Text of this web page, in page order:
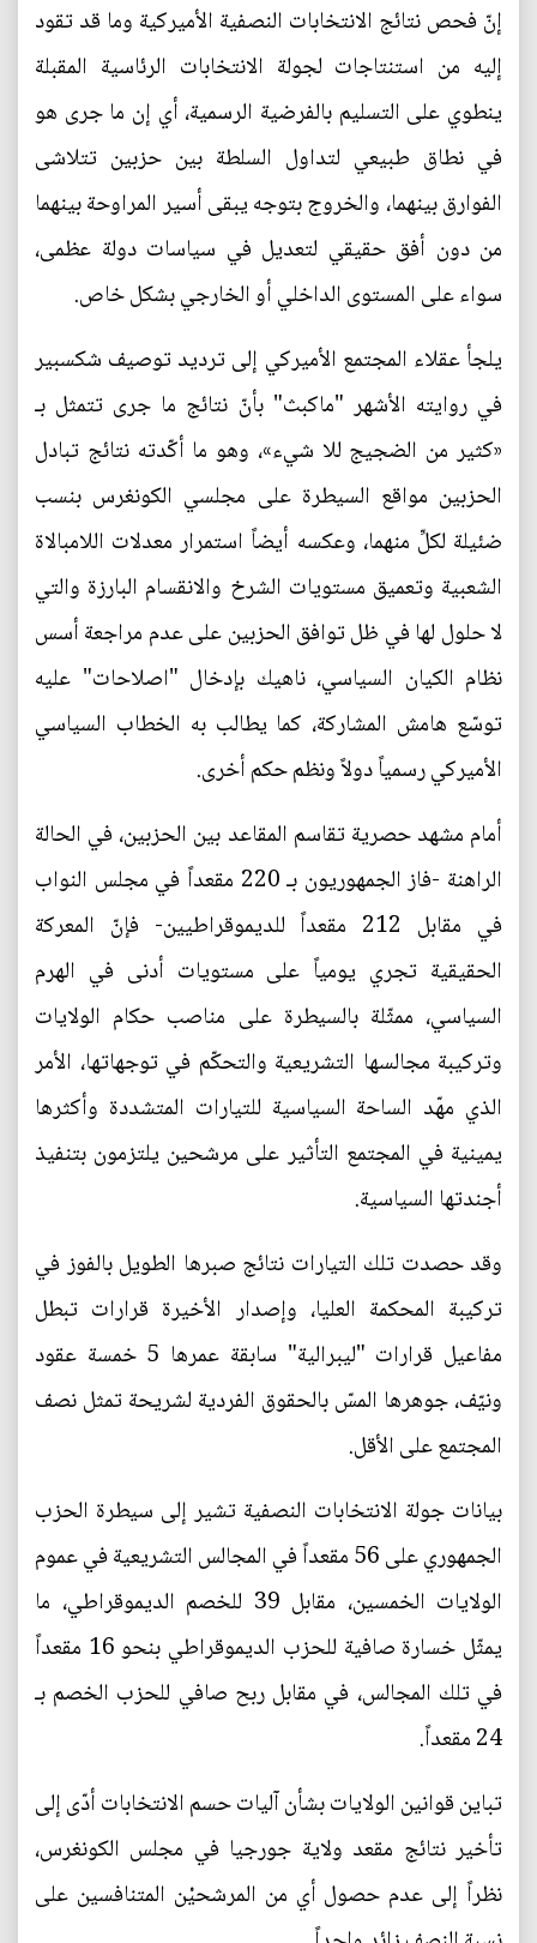
إنّ فحص نتائج الانتخابات النصفية الأميركية وما قد تقود
إليه من استنتاجات لجولة الانتخابات الرئاسية المقبلة
ينطوي على التسليم بالفرضية الرسمية، أي إن ما جرى هو
في نطاق طبيعي لتداول السلطة بين حزبين تتلاشى
الفوارق بينهما، والخروج بتوجه يبقى أسير المراوحة بينهما
من دون أفق حقيقي لتعديل في سياسات دولة عظمى،
سواء على المستوى الداخلي أو الخارجي بشكل خاص.
يلجأ عقلاء المجتمع الأميركي إلى ترديد توصيف شكسبير
في روايته الأشهر "ماكبث" بأنّ نتائج ما جرى تتمثل بـ
«كثير من الضجيج للا شيء»، وهو ما أكّدته نتائج تبادل
الحزبين مواقع السيطرة على مجلسي الكونغرس بنسب
ضئيلة لكلِّ منهما، وعكسه أيضاً استمرار معدلات اللامبالاة
الشعبية وتعميق مستويات الشرخ والانقسام البارزة والتي
لا حلول لها في ظل توافق الحزبين على عدم مراجعة أسس
نظام الكيان السياسي، ناهيك بإدخال "اصلاحات" عليه
توسّع هامش المشاركة، كما يطالب به الخطاب السياسي
الأميركي رسمياً دولاً ونظم حكم أخرى.
أمام مشهد حصرية تقاسم المقاعد بين الحزبين، في الحالة
الراهنة -فاز الجمهوريون بـ 220 مقعداً في مجلس النواب
في مقابل 212 مقعداً للديموقراطيين- فإنّ المعركة
الحقيقية تجري يومياً على مستويات أدنى في الهرم
السياسي، ممثّلة بالسيطرة على مناصب حكام الولايات
وتركيبة مجالسها التشريعية والتحكّم في توجهاتها، الأمر
الذي مهّد الساحة السياسية للتيارات المتشددة وأكثرها
يمينية في المجتمع التأثير على مرشحين يلتزمون بتنفيذ
أجندتها السياسية.
وقد حصدت تلك التيارات نتائج صبرها الطويل بالفوز في
تركيبة المحكمة العليا، وإصدار الأخيرة قرارات تبطل
مفاعيل قرارات "ليبرالية" سابقة عمرها 5 خمسة عقود
ونيّف، جوهرها المسّ بالحقوق الفردية لشريحة تمثل نصف
المجتمع على الأقل.
بيانات جولة الانتخابات النصفية تشير إلى سيطرة الحزب
الجمهوري على 56 مقعداً في المجالس التشريعية في عموم
الولايات الخمسين، مقابل 39 للخصم الديموقراطي، ما
يمثّل خسارة صافية للحزب الديموقراطي بنحو 16 مقعداً
في تلك المجالس، في مقابل ربح صافي للحزب الخصم بـ
24 مقعداً.
تباين قوانين الولايات بشأن آليات حسم الانتخابات أدّى إلى
تأخير نتائج مقعد ولاية جورجيا في مجلس الكونغرس،
نظراً إلى عدم حصول أي من المرشحيْن المتنافسين على